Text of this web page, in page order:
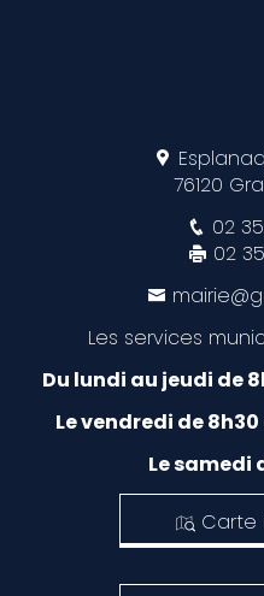
76120
02
02
Les services
Du lundi au jeudi de
Le vendredi de 8h30
Le samedi
Carte